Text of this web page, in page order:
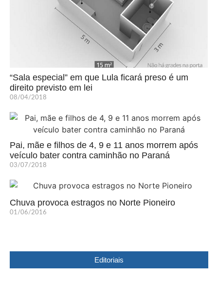
“Sala especial” em que Lula ficará preso é um
direito previsto em lei
08/04/2018
Pai, mãe e filhos de 4, 9 e 11 anos morrem após
veículo bater contra caminhão no Paraná
03/07/2018
Chuva provoca estragos no Norte Pioneiro
01/06/2016
Editoriais